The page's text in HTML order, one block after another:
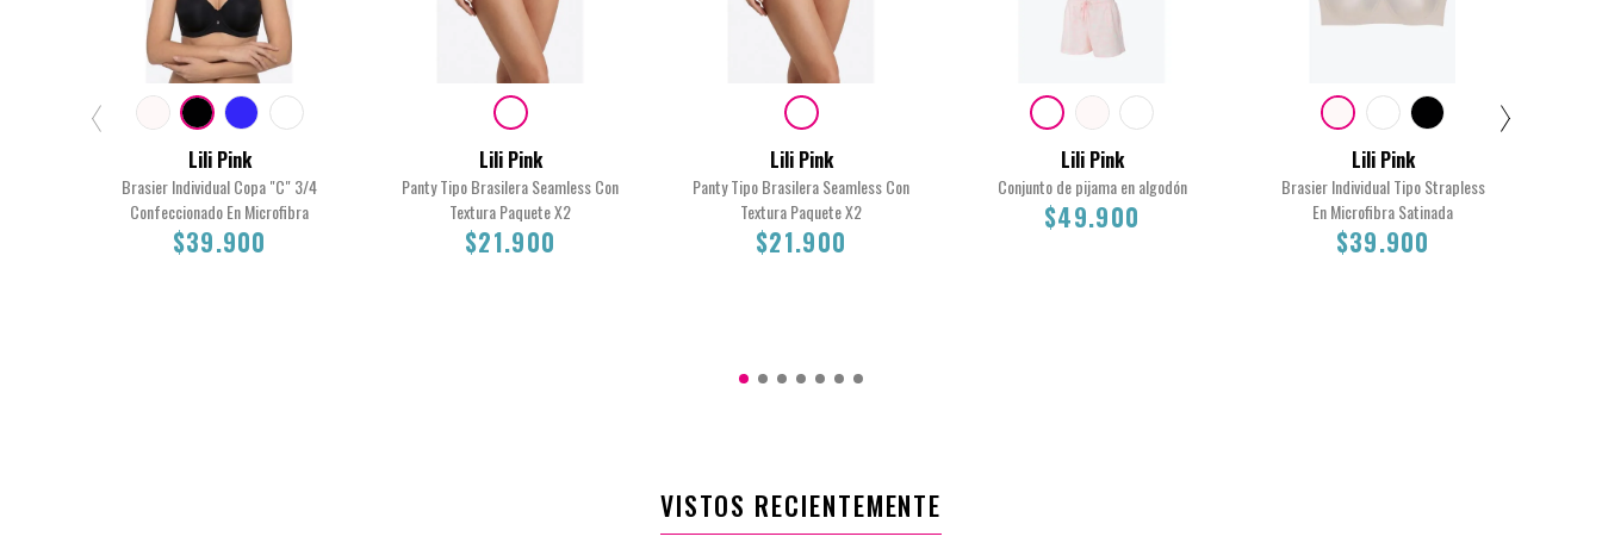
Lili Pink
Brasier Individual Copa "C" 3/4
Confeccionado En Microfibra
$39.900
Lili Pink
Panty Tipo Brasilera Seamless Con
Textura Paquete X2
$21.900
Lili Pink
Panty Tipo Brasilera Seamless Con
Textura Paquete X2
$21.900
Lili Pink
Conjunto de pijama en algodón
$49.900
Lili Pink
Brasier Individual Tipo Strapless
En Microfibra Satinada
$39.900
VISTOS RECIENTEMENTE